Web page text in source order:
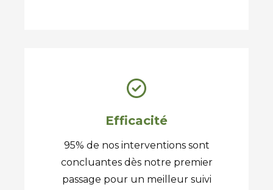
Efficacité
95% de nos interventions sont
concluantes dès notre premier
passage pour un meilleur suivi